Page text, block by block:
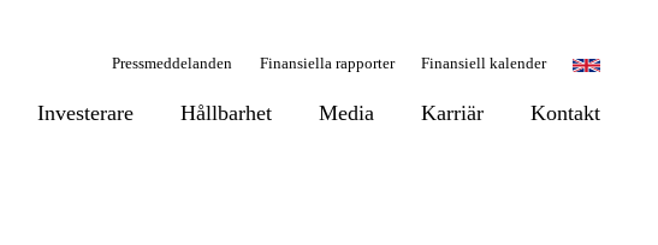
Pressmeddelanden Finansiella rapporter Finansiell kalender
Investerare Hållbarhet Media Karriär Kontakt